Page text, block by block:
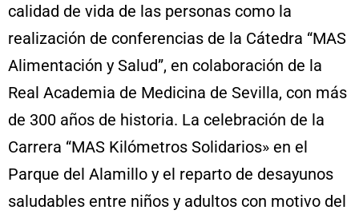
calidad de vida de las personas como la
realización de conferencias de la Cátedra “MAS
Alimentación y Salud”, en colaboración de la
Real Academia de Medicina de Sevilla, con más
de 300 años de historia. La celebración de la
Carrera “MAS Kilómetros Solidarios» en el
Parque del Alamillo y el reparto de desayunos
saludables entre niños y adultos con motivo del